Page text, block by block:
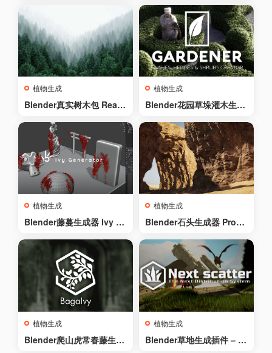
植物生成
Blender真实树木包 Real T
植物生成
Blender花园草垛灌木生成
预设
植物生成
Blender藤蔓生成器 Ivy G
etrynodes Fields / Blend
植物生成
Blender石头生成器 Proce
植物生成
Blender爬山虎常春藤生成
植物生成
Blender草地生成插件 – N